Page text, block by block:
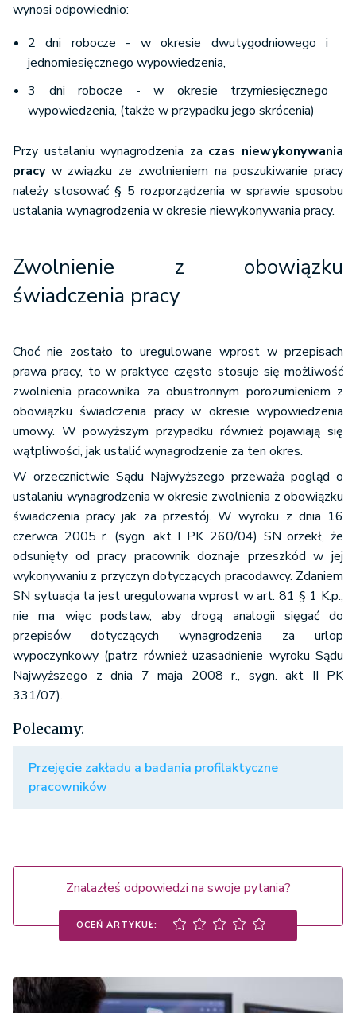
wynosi odpowiednio:
2 dni robocze - w okresie dwutygodniowego i
jednomiesięcznego wypowiedzenia,
3 dni robocze - w okresie trzymiesięcznego
wypowiedzenia, (także w przypadku jego skrócenia)
Przy ustalaniu wynagrodzenia za czas niewykonywania
pracyw związku ze zwolnieniem na poszukiwanie pracy
należy stosować § 5 rozporządzenia w sprawie sposobu
ustalania wynagrodzenia w okresie niewykonywania pracy.
Zwolnienie z obowiązku
świadczenia pracy
Choć nie zostało to uregulowane wprost w przepisach
prawa pracy, to w praktyce często stosuje się możliwość
zwolnienia pracownika za obustronnym porozumieniem z
obowiązku świadczenia pracy w okresie wypowiedzenia
umowy. W powyższym przypadku również pojawiają się
wątpliwości, jak ustalić wynagrodzenie za ten okres.
W orzecznictwie Sądu Najwyższego przeważa pogląd o
ustalaniu wynagrodzenia w okresie zwolnienia z obowiązku
świadczenia pracy jak za przestój. W wyroku z dnia 16
czerwca 2005 r. (sygn. akt I PK 260/04) SN orzekł, że
odsunięty od pracy pracownik doznaje przeszkód w jej
wykonywaniu z przyczyn dotyczących pracodawcy. Zdaniem
SN sytuacja ta jest uregulowana wprost w art. 81 § 1 K.p.,
nie ma więc podstaw, aby drogą analogii sięgać do
przepisów dotyczących wynagrodzenia za urlop
wypoczynkowy (patrz również uzasadnienie wyroku Sądu
Najwyższego z dnia 7 maja 2008 r., sygn. akt II PK
331/07).
Polecamy:
Przejęcie zakładu a badania profilaktyczne
pracowników
Znalazłeś odpowiedzi na swoje pytania?
OCEŃ ARTYKUŁ: